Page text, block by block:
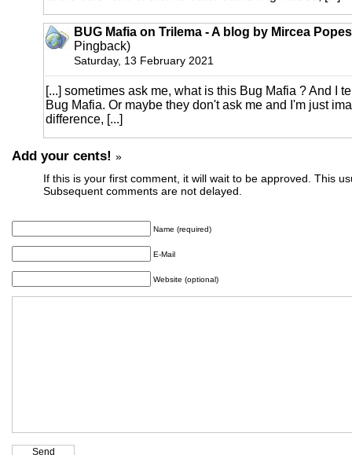
BUG Mafia on Trilema - A blog by Mircea
Pingback)
Saturday, 13 February 2021
[...] sometimes ask me, what is this Bug Mafia ? And I
Bug Mafia. Or maybe they don't ask me and I'm just
difference, [...]
Add your cents! »
If this is your first comment, it will wait to be approved. This
Subsequent comments are not delayed.
Name (required)
E-Mail
Website (optional)